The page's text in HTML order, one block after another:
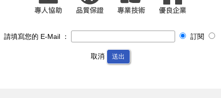
請填寫您的 E-Mail ： 訂閱
取消 送出